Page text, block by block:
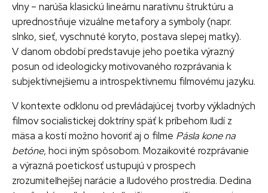
vlny – narúša klasickú lineárnu naratívnu štruktúru a
uprednostňuje vizuálne metafory a symboly (napr.
slnko, sieť, vyschnuté koryto, postava slepej matky).
V danom období predstavuje jeho poetika výrazný
posun od ideologicky motivovaného rozprávania k
subjektívnejšiemu a introspektívnemu filmovému jazyku.
V kontexte odklonu od prevládajúcej tvorby výkladných
filmov socialistickej doktríny späť k príbehom ľudí z
mäsa a kostí možno hovoriť aj o filme Pásla kone na
betóne, hoci iným spôsobom. Mozaikovité rozprávanie
a výrazná poetickosť ustupujú v prospech
zrozumiteľnejšej narácie a ľudového prostredia. Dedina